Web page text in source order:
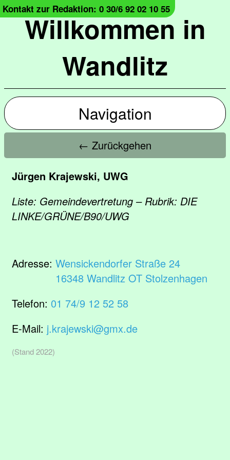
Willkommen in
Wandlitz
Kontakt zur Redaktion: 0 30/6 92 02 10 55
Navigation
← Zurückgehen
Jürgen Krajewski, UWG
Liste: Gemeindevertretung – Rubrik: DIE
LINKE/GRÜNE/B90/UWG
Adresse: Wensickendorfer Straße 24
16348 Wandlitz OT Stolzenhagen
Telefon: 01 74/9 12 52 58
E-Mail: j.krajewski@gmx.de
(Stand 2022)